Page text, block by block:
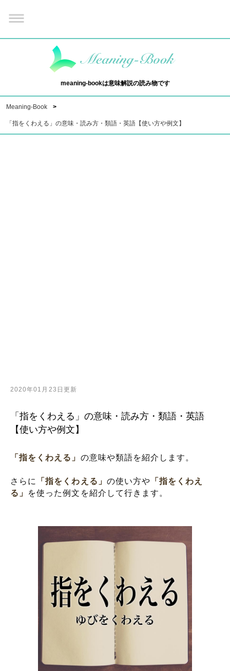
meaning-bookは意味解説の読み物です
Meaning-Book
「指をくわえる」の意味・読み方・類語・英語【使い方や例文】
2020年01月23日更新
「指をくわえる」の意味・読み方・類語・英語
【使い方や例文】
「指をくわえる」 の意味や類語を紹介します。
さらに 「指をくわえる」 の使い方や 「指をくわえ
る」
を使った例文を紹介して行きます。